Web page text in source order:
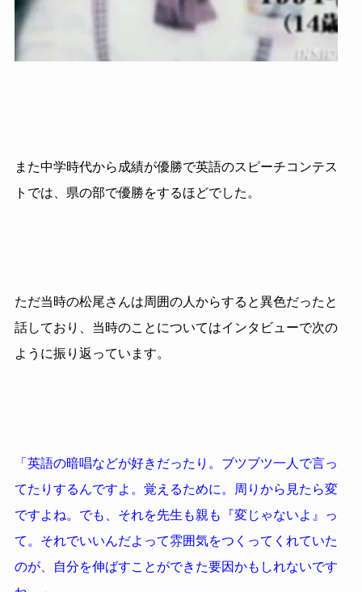
また中学時代から成績が優勝で英語のスピーチコンテス
トでは、県の部で優勝をするほどでした。
ただ当時の松尾さんは周囲の人からすると異色だったと
話しており、当時のことについてはインタビューで次の
ように振り返っています。
「英語の暗唱などが好きだったり。ブツブツ一人で言っ
てたりするんですよ。覚えるために。周りから見たら変
ですよね。でも、それを先生も親も『変じゃないよ』っ
て。それでいいんだよって雰囲気をつくってくれていた
のが、自分を伸ばすことができた要因かもしれないです